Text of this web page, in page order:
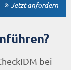
Jetzt anfordern
bei